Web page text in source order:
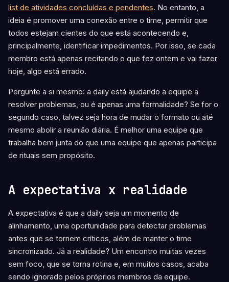
list de atividades concluídas e pendentes. No entanto, a
ideia é promover uma conexão entre o time, permitir que
todos estejam cientes do que está acontecendo e,
principalmente, identificar impedimentos. Por isso, se cada
membro está apenas recitando o que fez ontem e vai fazer
hoje, algo está errado.
Pergunte a si mesmo: a daily está ajudando a equipe a
resolver problemas, ou é apenas uma formalidade? Se for o
segundo caso, talvez seja hora de mudar o formato ou até
mesmo abolir a reunião diária. É melhor uma equipe que
trabalha bem junta do que uma equipe que apenas participa
de rituais sem propósito.
A expectativa x realidade
A expectativa é que a daily seja um momento de
alinhamento, uma oportunidade para detectar problemas
antes que se tornem críticos, além de manter o time
sincronizado. Já a realidade? Um encontro muitas vezes
sem foco, que se torna rotina e, em muitos casos, acaba
sendo ignorado pelos próprios membros da equipe.